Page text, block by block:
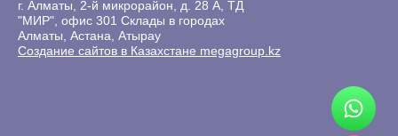
г. Алматы, 2-й микрорайон, д. 28 А, ТД
"МИР", офис 301 Склады в городах
Алматы, Астана, Атырау
Создание сайтов в Казахстане megagroup.kz